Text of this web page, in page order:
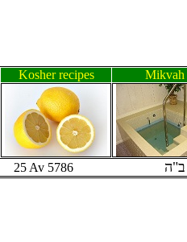
Kosher recipes Mikvah
Av 5786 ב"ה